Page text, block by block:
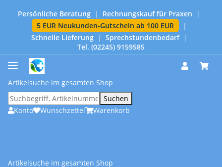
Persönliche Beratung | Rechnungskauf für Praxen
|
5 EUR Neukunden-Gutschein ab 100 EUR
|
Schnelle Lieferung
| Sprechstundenbedarf
|
Tel. (02245) 9159585
Artikelsuche im gesamten Shop
Suchen
Konto
Wunschzettel Warenkorb
Artikelsuche im gesamten Shop